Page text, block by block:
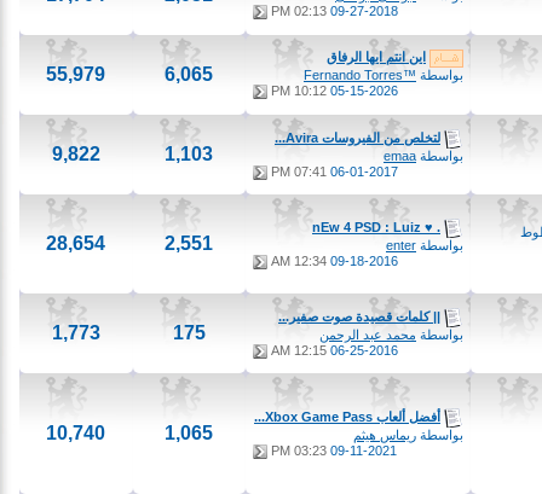
09-27-2018
02:13 PM
اين انتم ايها الرفاق
بواسطة™Fernando Torres
05-15-2026
10:12 PM
6,065
55,979
لتخلص من الفيروسات Avira...
بواسطةemaa
06-01-2017
07:41 PM
1,103
9,822
. ♥ nEw 4 PSD : Luiz
بواسطةenter
09-18-2016
12:34 AM
2,551
28,654
|| كلمات قصيدة صوت صفير...
بواسطةمحمد عبد الرحمن
06-25-2016
12:15 AM
175
1,773
أفضل ألعاب Xbox Game Pass...
بواسطةريماس هيثم
09-11-2021
03:23 PM
1,065
10,740